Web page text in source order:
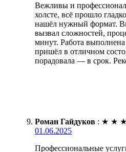
Вежливы и
холсте, всё прошло
нашёл нужный формат.
вызвал сложностей,
минут. Работа выполнена
пришёл в отличном
порадовала — в срок.
Роман Гайдуков : ★ ★ ★
01.06.2025
Профессиональные